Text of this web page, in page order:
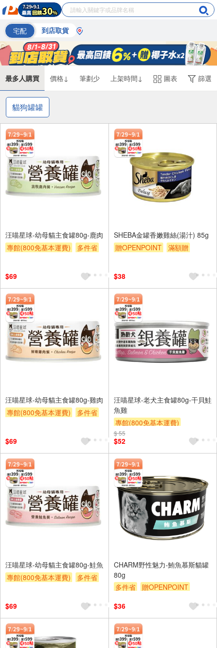
宅配 到店取貨
最多人購買 價格↓ 筆劃少 上架時間↓ 圖表 篩選
貓狗罐罐
汪喵星球-幼母貓主食罐80g-鹿肉
專館(800免基本運費)
多件省
$69
SHEBA金罐香嫩雞絲(湯汁) 85g
贈OPENPOINT
滿額贈
$38
汪喵星球-幼母貓主食罐80g-雞肉
專館(800免基本運費)
多件省
$69
汪喵星球-老犬主食罐80g-干貝鮭
魚雞
專館(800免基本運費)
贈OPENPOINT
$ 55
$52
汪喵星球-幼母貓主食罐80g-鮭魚
專館(800免基本運費)
多件省
$69
CHARM野性魅力-鮪魚慕斯貓罐
80g
多件省
贈OPENPOINT
$36